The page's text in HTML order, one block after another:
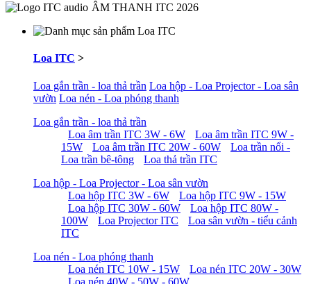
ÂM THANH ITC 2026
Loa ITC >
Loa gắn trần - loa thả trần Loa hộp - Loa Projector - Loa sân
vườn Loa nén - Loa phóng thanh
Loa gắn trần - loa thả trần
Loa âm trần ITC 3W - 6W
Loa âm trần ITC 9W -
15W
Loa âm trần ITC 20W - 60W
Loa trần nổi -
Loa trần bê-tông
Loa thả trần ITC
Loa hộp - Loa Projector - Loa sân vườn
Loa hộp ITC 3W - 6W
Loa hộp ITC 9W - 15W
Loa hộp ITC 30W - 60W
Loa hộp ITC 80W -
100W
Loa Projector ITC
Loa sân vườn - tiểu cảnh
ITC
Loa nén - Loa phóng thanh
Loa nén ITC 10W - 15W
Loa nén ITC 20W - 30W
Loa nén 40W - 50W - 60W